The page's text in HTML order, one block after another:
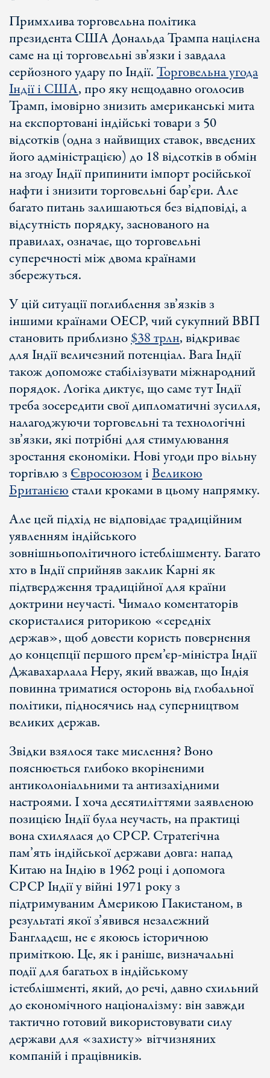
Примхлива торговельна політика
президента США Дональда Трампа націлена
саме на ці торговельні зв’язки і завдала
серйозного удару по Індії.Торговельна угода
Індії і США, про яку нещодавно оголосив
Трамп, імовірно знизить американські мита
на експортовані індійські товари з 50
відсотків (одна з найвищих ставок, введених
його адміністрацією) до 18 відсотків в обмін
на згоду Індії припинити імпорт російської
нафти і знизити торговельні бар’єри. Але
багато питань залишаються без відповіді, а
відсутність порядку, заснованого на
правилах, означає, що торговельні
суперечності між двома країнами
збережуться.
У цій ситуації поглиблення зв’язків з
іншими країнами ОЕСР, чий сукупний ВВП
становить приблизно$38 трлн, відкриває
для Індії величезний потенціал. Вага Індії
також допоможе стабілізувати міжнародний
порядок. Логіка диктує, що саме тут Індії
треба зосередити свої дипломатичні зусилля,
налагоджуючи торговельні та технологічні
зв’язки, які потрібні для стимулювання
зростання економіки. Нові угоди про вільну
торгівлю зЄвросоюзоміВеликою
Британієюстали кроками в цьому напрямку.
Але цей підхід не відповідає традиційним
уявленням індійського
зовнішньополітичного істеблішменту. Багато
хто в Індії сприйняв заклик Карні як
підтвердження традиційної для країни
доктрини неучасті. Чимало коментаторів
скористалися риторикою «середніх
держав», щоб довести користь повернення
до концепції першого прем’єр-міністра Індії
Джавахарлала Неру, який вважав, що Індія
повинна триматися осторонь від глобальної
політики, підносячись над суперництвом
великих держав.
Звідки взялося таке мислення? Воно
пояснюється глибоко вкоріненими
антиколоніальними та антизахідними
настроями. І хоча десятиліттями заявленою
позицією Індії була неучасть, на практиці
вона схилялася до СРСР. Стратегічна
пам’ять індійської держави довга: напад
Китаю на Індію в 1962 році і допомога
СРСР Індії у війні 1971 року з
підтримуваним Америкою Пакистаном, в
результаті якої з’явився незалежний
Бангладеш, не є якоюсь історичною
приміткою. Це, як і раніше, визначальні
події для багатьох в індійському
істеблішменті, який, до речі, давно схильний
до економічного націоналізму: він завжди
тактично готовий використовувати силу
держави для «захисту» вітчизняних
компаній і працівників.